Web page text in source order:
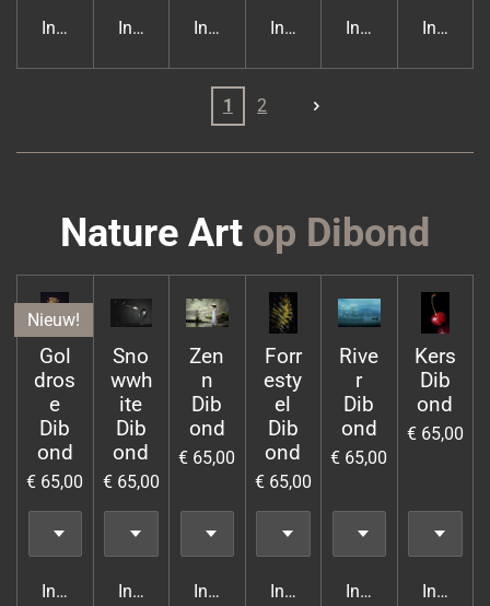
In winkelwagenIn winkelwagenIn winkelwagenIn winkelwagenIn winkelwagen
In
1 2
Nature Art op Dibond
Nieuw!
Gol
dros
e
Dib
ond
€ 65,00
In winkelwagen
Sno
wwh
ite
Dib
ond
€ 65,00
In winkelwagen
Zen
n
Dib
ond
€ 65,00
In winkelwagen
Forr
esty
el
Dib
ond
€ 65,00
In winkelwagen
Rive
r
Dib
ond
€ 65,00
In winkelwagen
Kers
Dib
ond
€ 65,00
In